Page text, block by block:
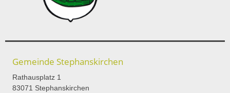
Gemeinde Stephanskirchen
Rathausplatz 1
83071 Stephanskirchen